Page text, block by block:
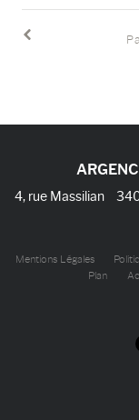
4, rue Massilian
Mentions Légales
Plan